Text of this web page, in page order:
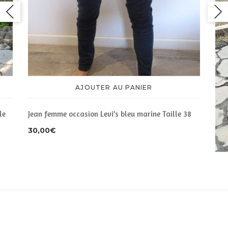
AJOUTER AU PANIER
Jean femme occasion Levi’s bleu marine Taille 38
30,00€